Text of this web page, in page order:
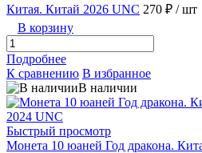
Китая. Китай 2026 UNC 270 ₽ / шт
В корзину
Подробнее
К сравнению В избранное
В наличии
Быстрый просмотр
Монета 10 юаней Год дракона.